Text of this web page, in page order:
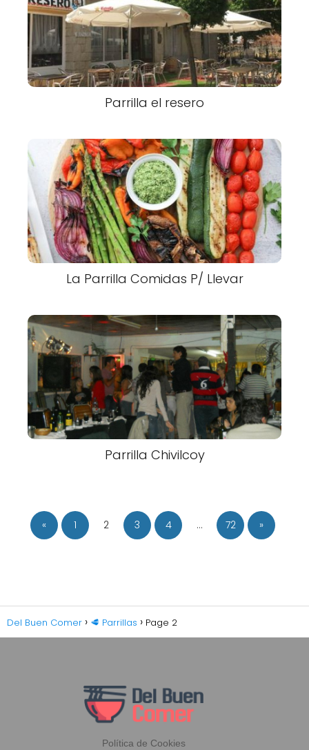
Parrilla el resero
La Parrilla Comidas P/ Llevar
Parrilla Chivilcoy
« 1 2 3 4 … 72 »
Del Buen Comer 🥩 Parrillas Page 2
Política de Cookies